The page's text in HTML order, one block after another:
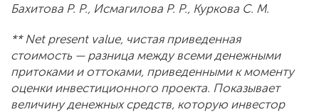
Бахитова Р. Р., Исмагилова Р. Р., Куркова С. М.
** Net present value, чистая приведенная
стоимость — разница между всеми денежными
притоками и оттоками, приведенными к моменту
оценки инвестиционного проекта. Показывает
величину денежных средств, которую инвестор